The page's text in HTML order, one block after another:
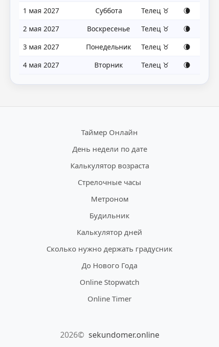
1 мая 2027
Суббота Телец ♉
🌘
2 мая 2027
Воскресенье Телец ♉
🌘
3 мая 2027
Понедельник Телец ♉
🌘
4 мая 2027
Вторник Телец ♉ 🌘
Таймер Онлайн
День недели по дате
Калькулятор возраста
Стрелочные часы
Метроном
Будильник
Калькулятор дней
Сколько нужно держать градусник
До Нового Года
Online Stopwatch
Online Timer
2026© sekundomer.online